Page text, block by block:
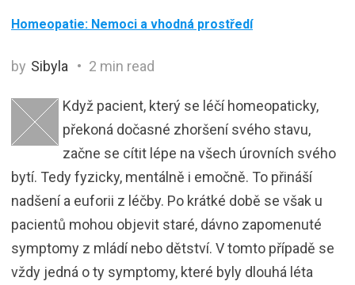
Homeopatie: Nemoci a vhodná prostředí
by Sibyla 2 min read
Když pacient, který se léčí homeopaticky,
překoná dočasné zhoršení svého stavu,
začne se cítit lépe na všech úrovních svého
bytí. Tedy fyzicky, mentálně i emočně. To přináší
nadšení a euforii z léčby. Po krátké době se však u
pacientů mohou objevit staré, dávno zapomenuté
symptomy z mládí nebo dětství. V tomto případě se
vždy jedná o ty symptomy, které byly dlouhá léta